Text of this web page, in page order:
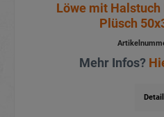
Löwe mit
Plüsch
Mehr Infos?